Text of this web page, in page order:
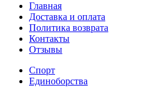
Главная
Доставка и оплата
Политика возврата
Контакты
Отзывы
Спорт
Единоборства